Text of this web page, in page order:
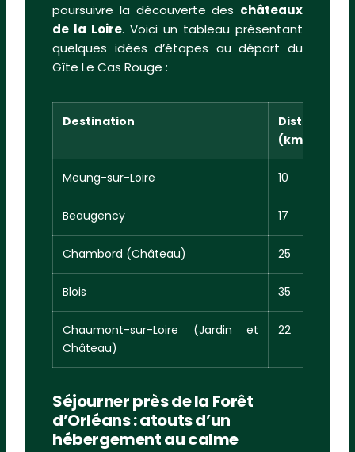
poursuivre la découverte des châteaux
de la Loire. Voici un tableau présentant
quelques idées d’étapes au départ du
Gîte Le Cas Rouge :
Destination
Distance
(km)
Meung-sur-Loire 10
Beaugency 17
Chambord (Château) 25
Blois 35
Chaumont-sur-Loire (Jardin et
Château)
22
Séjourner près de la Forêt
d’Orléans : atouts d’un
hébergement au calme